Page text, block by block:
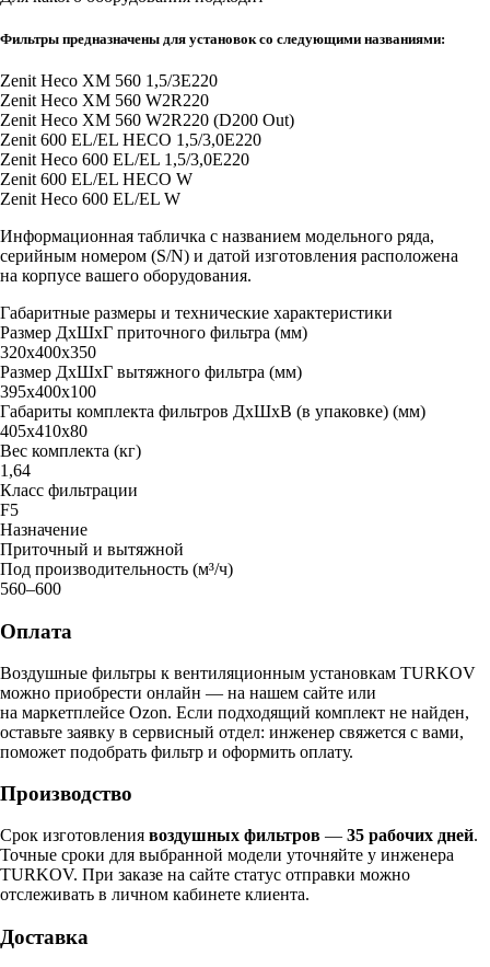
Фильтры предназначены для установок со следующими названиями:
Zenit Heco XM 560 1,5/3E220
Zenit Heco XM 560 W2R220
Zenit Heco XM 560 W2R220 (D200 Out)
Zenit 600 EL/EL HECO 1,5/3,0E220
Zenit Heco 600 EL/EL 1,5/3,0E220
Zenit 600 EL/EL HECO W
Zenit Heco 600 EL/EL W
Информационная табличка с названием модельного ряда,
серийным номером (S/N) и датой изготовления расположена
на корпусе вашего оборудования.
Габаритные размеры и технические характеристики
Размер ДxШxГ приточного фильтра (мм)
320х400х350
Размер ДxШxГ вытяжного фильтра (мм)
395х400х100
Габариты комплекта фильтров ДxШxВ (в упаковке) (мм)
405х410х80
Вес комплекта (кг)
1,64
Класс фильтрации
F5
Назначение
Приточный и вытяжной
Под производительность (м³/ч)
560–600
Оплата
Воздушные фильтры к вентиляционным установкам TURKOV
можно приобрести онлайн — на нашем сайте или
на маркетплейсе Ozon. Если подходящий комплект не найден,
оставьте заявку в сервисный отдел: инженер свяжется с вами,
поможет подобрать фильтр и оформить оплату.
Производство
Срок изготовления воздушных фильтров — 35 рабочих дней.
Точные сроки для выбранной модели уточняйте у инженера
TURKOV. При заказе на сайте статус отправки можно
отслеживать в личном кабинете клиента.
Доставка